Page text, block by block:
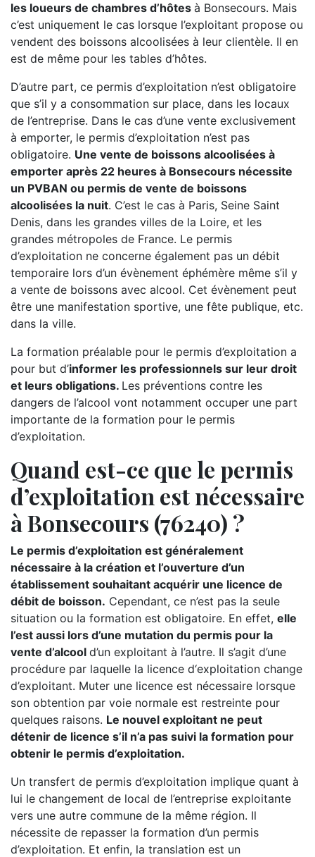
les loueurs de chambres d’hôtes à Bonsecours. Mais
c’est uniquement le cas lorsque l’exploitant propose ou
vendent des boissons alcoolisées à leur clientèle. Il en
est de même pour les tables d’hôtes.
D’autre part, ce permis d’exploitation n’est obligatoire
que s’il y a consommation sur place, dans les locaux
de l’entreprise. Dans le cas d’une vente exclusivement
à emporter, le permis d’exploitation n’est pas
obligatoire. Une vente de boissons alcoolisées à
emporter après 22 heures à Bonsecours nécessite
un PVBAN ou permis de vente de boissons
alcoolisées la nuit. C’est le cas à Paris, Seine Saint
Denis, dans les grandes villes de la Loire, et les
grandes métropoles de France. Le permis
d’exploitation ne concerne également pas un débit
temporaire lors d’un évènement éphémère même s’il y
a vente de boissons avec alcool. Cet évènement peut
être une manifestation sportive, une fête publique, etc.
dans la ville.
La formation préalable pour le permis d’exploitation a
pour but d’informer les professionnels sur leur droit
et leurs obligations. Les préventions contre les
dangers de l’alcool vont notamment occuper une part
importante de la formation pour le permis
d’exploitation.
Quand est-ce que le permis
d’exploitation est nécessaire
à Bonsecours (76240) ?
Le permis d’exploitation est généralement
nécessaire à la création et l’ouverture d’un
établissement souhaitant acquérir une licence de
débit de boisson. Cependant, ce n’est pas la seule
situation ou la formation est obligatoire. En effet, elle
l’est aussi lors d’une mutation du permis pour la
vente d’alcool d’un exploitant à l’autre. Il s’agit d’une
procédure par laquelle la licence d‘exploitation change
d’exploitant. Muter une licence est nécessaire lorsque
son obtention par voie normale est restreinte pour
quelques raisons. Le nouvel exploitant ne peut
détenir de licence s’il n’a pas suivi la formation pour
obtenir le permis d’exploitation.
Un transfert de permis d’exploitation implique quant à
lui le changement de local de l’entreprise exploitante
vers une autre commune de la même région. Il
nécessite de repasser la formation d’un permis
d’exploitation. Et enfin, la translation est un